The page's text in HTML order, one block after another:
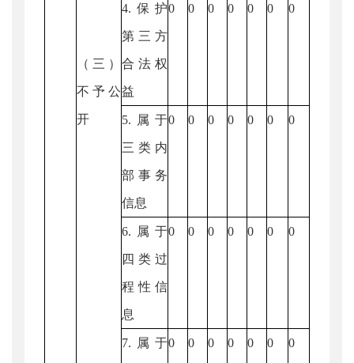
（三）
不予公
开
4.保护
第三方
合法权
益
0 0 0 0 0 0 0
5.属于
三类内
部事务
信息
0 0 0 0 0 0 0
6.属于
四类过
程性信
息
0 0 0 0 0 0 0
7.属于0 0 0 0 0 0 0